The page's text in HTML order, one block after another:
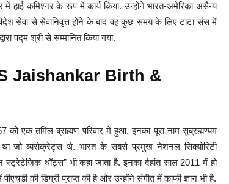
हाई कमिश्नर के रूप में कार्य किया. उन्होंने भारत-अमेरिका असैन्य
सेवा से सेवानिवृत्त होने के बाद वह कुछ समय के लिए टाटा संस में
पद्म श्री से सम्मानित किया गया.
Jaishankar Birth &
एक तमिल ब्राह्मण परिवार में हुआ. इनका पूरा नाम सुब्रह्मण्यम
था जो ब्यरोक्रेट्स थे. भारत के सबसे प्रमुख नेशनल सिक्योरिटी
थॉट्स” भी कहा जाता है. इनका देहांत साल 2011 में हो
की डिग्री प्राप्त की है और उन्होंने संगीत में काफी ज्ञान भी है.